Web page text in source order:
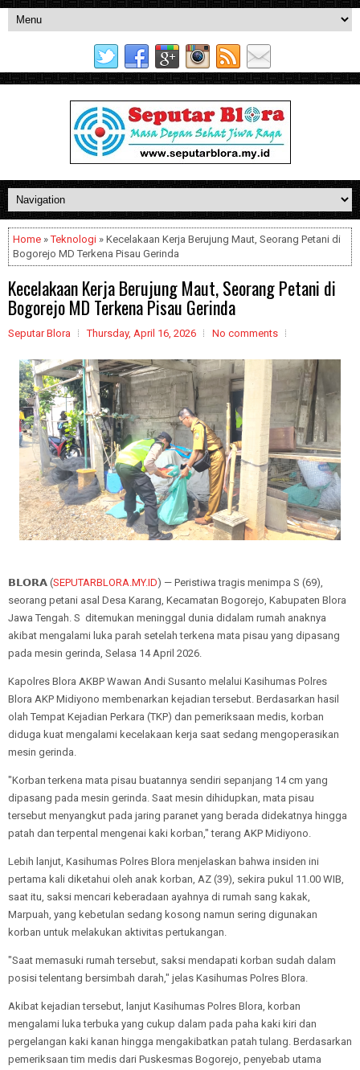
Home »Teknologi » Kecelakaan Kerja Berujung Maut, Seorang Petani di
Bogorejo MD Terkena Pisau Gerinda
Kecelakaan Kerja Berujung Maut, Seorang Petani di
Bogorejo MD Terkena Pisau Gerinda
Seputar Blora Thursday, April 16, 2026 No comments
𝗕𝗟𝗢𝗥𝗔 (SEPUTARBLORA.MY.ID) — Peristiwa tragis menimpa S (69),
seorang petani asal Desa Karang, Kecamatan Bogorejo, Kabupaten Blora
Jawa Tengah. S ditemukan meninggal dunia didalam rumah anaknya
akibat mengalami luka parah setelah terkena mata pisau yang dipasang
pada mesin gerinda, Selasa 14 April 2026.
Kapolres Blora AKBP Wawan Andi Susanto melalui Kasihumas Polres
Blora AKP Midiyono membenarkan kejadian tersebut. Berdasarkan hasil
olah Tempat Kejadian Perkara (TKP) dan pemeriksaan medis, korban
diduga kuat mengalami kecelakaan kerja saat sedang mengoperasikan
mesin gerinda.
"Korban terkena mata pisau buatannya sendiri sepanjang 14 cm yang
dipasang pada mesin gerinda. Saat mesin dihidupkan, mata pisau
tersebut menyangkut pada jaring paranet yang berada didekatnya hingga
patah dan terpental mengenai kaki korban," terang AKP Midiyono.
Lebih lanjut, Kasihumas Polres Blora menjelaskan bahwa insiden ini
pertama kali diketahui oleh anak korban, AZ (39), sekira pukul 11.00 WIB,
saat itu, saksi mencari keberadaan ayahnya di rumah sang kakak,
Marpuah, yang kebetulan sedang kosong namun sering digunakan
korban untuk melakukan aktivitas pertukangan.
"Saat memasuki rumah tersebut, saksi mendapati korban sudah dalam
posisi telentang bersimbah darah," jelas Kasihumas Polres Blora.
Akibat kejadian tersebut, lanjut Kasihumas Polres Blora, korban
mengalami luka terbuka yang cukup dalam pada paha kaki kiri dan
pergelangan kaki kanan hingga mengakibatkan patah tulang. Berdasarkan
pemeriksaan tim medis dari Puskesmas Bogorejo, penyebab utama